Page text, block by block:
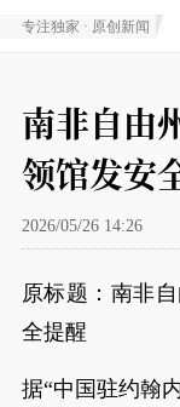
专注独家 · 原创新闻
南非自由
领馆发安
2026/05/26 14:26
原标题：南非
全提醒
据“中国驻约翰